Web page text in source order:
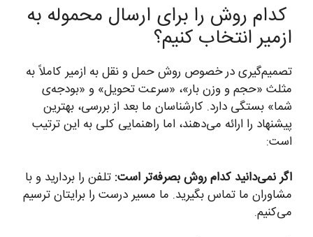
کدام روش را برای ارسال محموله به
ازمیر انتخاب کنیم؟
تصمیم‌گیری در خصوص روش حمل و نقل به ازمیر کاملاً به
مثلث «حجم و وزن بار»، «سرعت تحویل» و «بودجه‌ی
شما» بستگی دارد. کارشناسان ما بعد از بررسی، بهترین
پیشنهاد را ارائه می‌دهند، اما راهنمایی کلی به این ترتیب
است:
اگر نمی‌دانید کدام روش بصرفه‌تر است: تلفن را بردارید و با
مشاوران ما تماس بگیرید. ما مسیر درست را برایتان ترسیم
می‌کنیم.